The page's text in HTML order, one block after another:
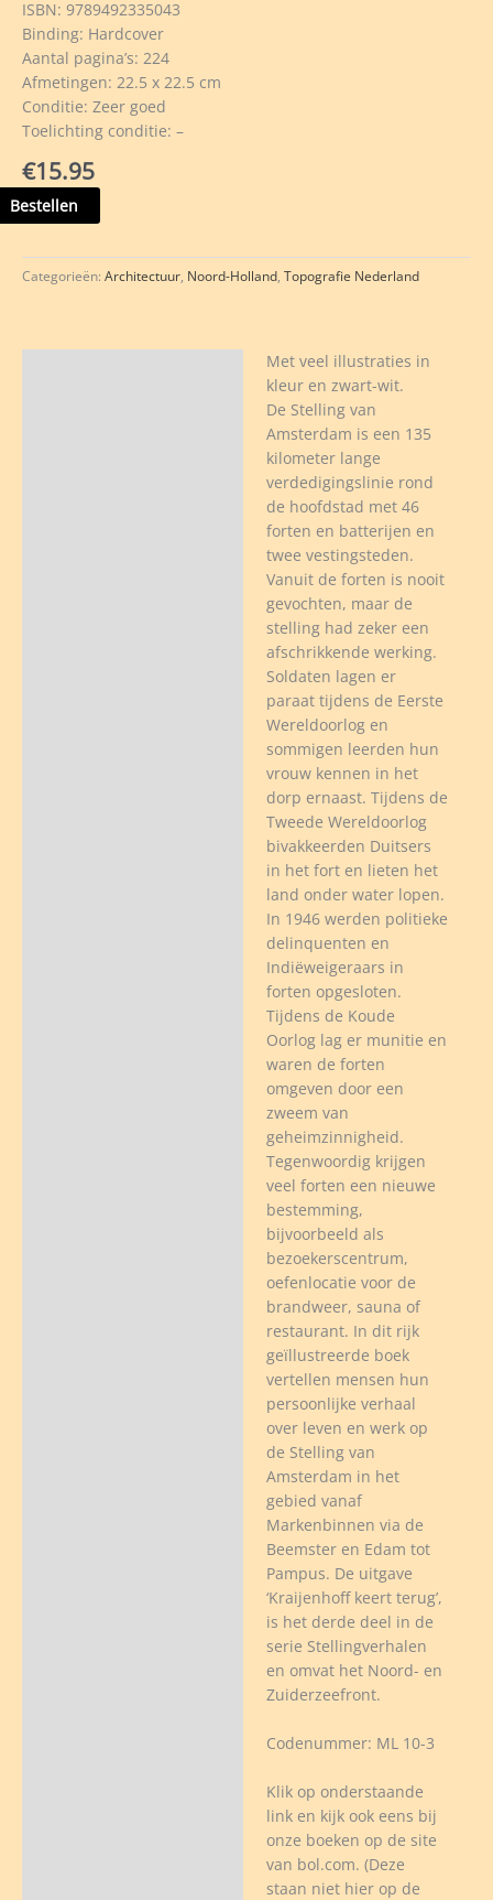
ISBN: 9789492335043
Binding: Hardcover
Aantal pagina’s: 224
Afmetingen: 22.5 x 22.5 cm
Conditie: Zeer goed
Toelichting conditie: –
€15.95
Bestellen
Categorieën: Architectuur, Noord-Holland, Topografie Nederland
Met veel illustraties in
kleur en zwart-wit.
De Stelling van
Amsterdam is een 135
kilometer lange
verdedigingslinie rond
de hoofdstad met 46
forten en batterijen en
twee vestingsteden.
Vanuit de forten is nooit
gevochten, maar de
stelling had zeker een
afschrikkende werking.
Soldaten lagen er
paraat tijdens de Eerste
Wereldoorlog en
sommigen leerden hun
vrouw kennen in het
dorp ernaast. Tijdens de
Tweede Wereldoorlog
bivakkeerden Duitsers
in het fort en lieten het
land onder water lopen.
In 1946 werden politieke
delinquenten en
Indiëweigeraars in
forten opgesloten.
Tijdens de Koude
Oorlog lag er munitie en
waren de forten
omgeven door een
zweem van
geheimzinnigheid.
Tegenwoordig krijgen
veel forten een nieuwe
bestemming,
bijvoorbeeld als
bezoekerscentrum,
oefenlocatie voor de
brandweer, sauna of
restaurant. In dit rijk
geïllustreerde boek
vertellen mensen hun
persoonlijke verhaal
over leven en werk op
de Stelling van
Amsterdam in het
gebied vanaf
Markenbinnen via de
Beemster en Edam tot
Pampus. De uitgave
‘Kraijenhoff keert terug’,
is het derde deel in de
serie Stellingverhalen
en omvat het Noord- en
Zuiderzeefront.
Codenummer: ML 10-3
Klik op onderstaande
link en kijk ook eens bij
onze boeken op de site
van bol.com. (Deze
staan niet hier op de